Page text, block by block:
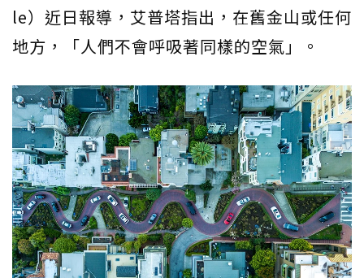
le）近日報導，艾普塔指出，在舊金山或任何
地方，「人們不會呼吸著同樣的空氣」。